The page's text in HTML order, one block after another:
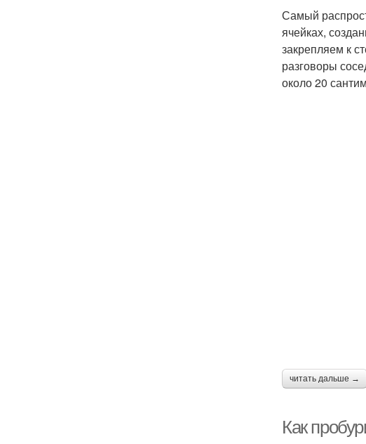
Самый
ячейках,
закрепляем к
разговоры
около 20
читать дальше →
Как